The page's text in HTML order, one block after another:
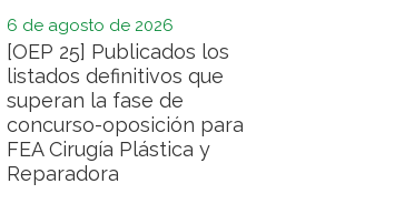
6 de agosto de 2026
[OEP 25] Publicados los
listados definitivos que
superan la fase de
concurso-oposición para
FEA Cirugía Plástica y
Reparadora